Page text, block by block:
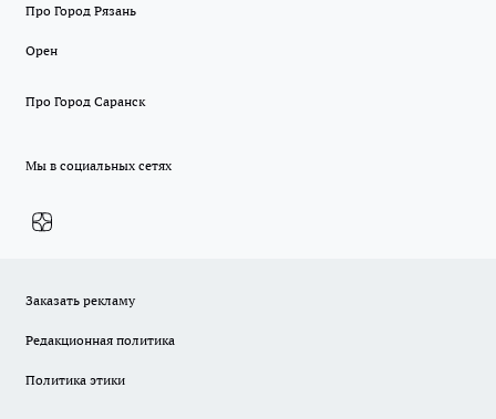
Про Город Рязань
Орен
Про Город Саранск
Мы в социальных сетях
Заказать рекламу
Редакционная политика
Политика этики